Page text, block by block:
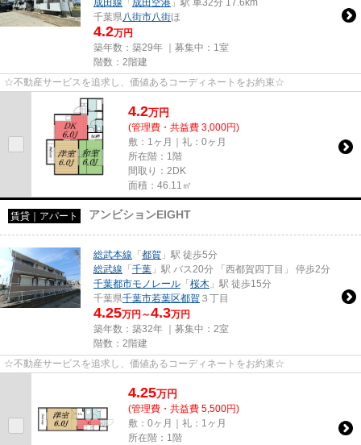
千葉県 八街市八街ほ
4.2万円
築年数：築29年 ｜募集中： 1室
階数：2階建
☆不動産サービスを追求し、価値あるコーディネートをお約束☆
4.2万円
(管理費・共益費 3,000円)
敷：1ヶ月｜礼：0ヶ月
所在階：1階
間取り：2DK
面積：46.11㎡
賃貸｜アパート アンビションEIGHT
総武本線 「都賀 」駅 徒歩5分
総武線 「千葉 」駅 バス20分 「西都賀四丁目」 停歩2分
千葉都市モノレール 「桜木 」駅 徒歩15分
千葉県千葉市若葉区都賀 ３丁目
4.25万円～4.3万円
築年数：築32年 ｜募集中： 2室
階数：2階建
☆不動産サービスを追求し、価値あるコーディネートをお約束☆
4.25万円
(管理費・共益費 5,500円)
敷：0ヶ月｜礼：1ヶ月
所在階：1階